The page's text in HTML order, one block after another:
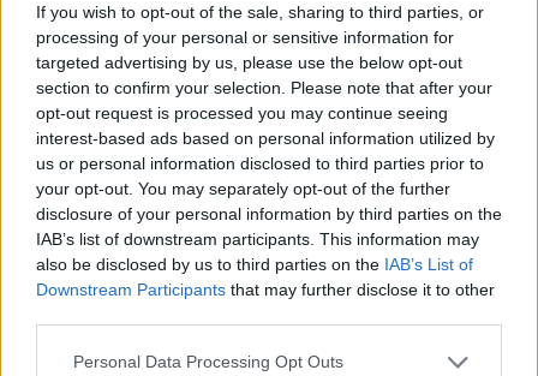
If you wish to opt-out of the sale, sharing to third parties, or
processing of your personal or sensitive information for
targeted advertising by us, please use the below opt-out
section to confirm your selection. Please note that after your
opt-out request is processed you may continue seeing
interest-based ads based on personal information utilized by
us or personal information disclosed to third parties prior to
your opt-out. You may separately opt-out of the further
disclosure of your personal information by third parties on the
IAB’s list of downstream participants. This information may
also be disclosed by us to third parties on the IAB’s List of
Downstream Participants that may further disclose it to other
Personal Data Processing Opt Outs
ελεύθερη ναυσιπλοΐα στα Στενά
του Ορμούζ
ΒΟΡΕΙΟ ΑΙΓΑΙΟ
Δύο τραυματίες σε τροχαίο στο
Λιβαδοχώρι της Λήμνου
Ένα Ι.Χ. αυτοκίνητο βγήκε από την
πορεία τους και ανατράπηκε εκτός
του οδοστρώματος
Σύλληψη στη Λήμνο για δυνατή